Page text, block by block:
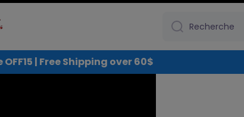
Recherche
| Free Shipping over 60$